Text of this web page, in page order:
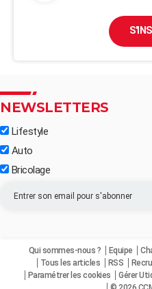
NEWSLETTERS
Lifestyle
Auto
Bricolage
Qui sommes-nous ? Equipe
Tous les articles
RSS
Paramétrer les cookies
Gérer